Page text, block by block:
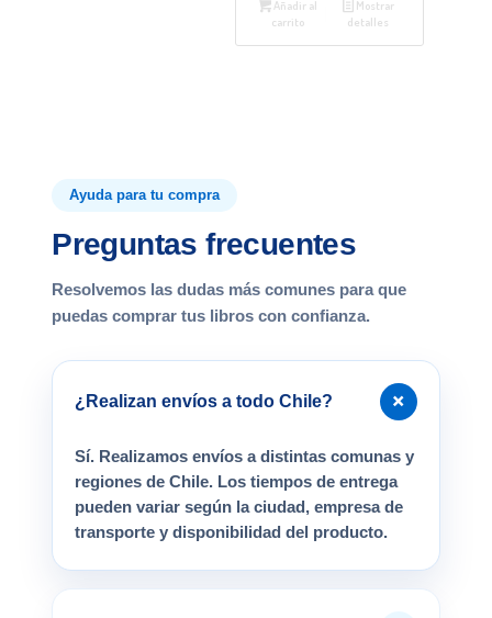
Añadir al
carrito
Mostrar
detalles
Ayuda para tu compra
Preguntas frecuentes
Resolvemos las dudas más comunes para que
puedas comprar tus libros con confianza.
¿Realizan envíos a todo Chile? +
Sí. Realizamos envíos a distintas comunas y
regiones de Chile. Los tiempos de entrega
pueden variar según la ciudad, empresa de
transporte y disponibilidad del producto.